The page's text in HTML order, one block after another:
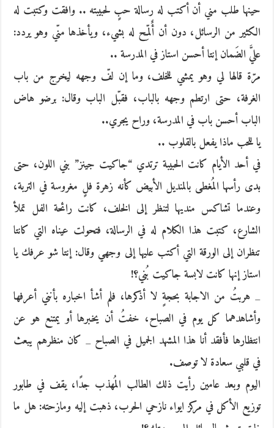
حينها طلب مني أن أكتب له رسالة حبٍ لحبيبته .. وافقت وكتبت له
الكثير من الرسائل، دون أن أٌلمِّح له بشيء، ويأخذها منّي وهو يردد:
عليَّ الضَمان إنتا أحسن استاز في المدرسة ..
مرّة قالها لي وهو يمشي للخلف، وما إن لفّ وجهه ليخرج من باب
الغرفة، حتى ارتطم وجهه بالباب، فقبّل الباب وقال: برضو هاض
الباب أحسن باب في المدرسة، وراح يجري..
يا للحب ماذا يفعل بالقلوب ..
في أحد الأيام كانت الحبيبة ترتدي “جاكيت جينز” بني اللون، حتى
بدى رأسها المُغطى بالمنديل الأبيض كأنه زهرة فلٍ مغروسة في التربة،
وعندما تشاكس منديها لتنظر إلى الخلف، كانت رائحة الفل تملأ
الشارع، كتبت هذا الكلام له في الرسالة، فتحولت عيناه التي كانتا
تنظران إلى الورقة التي أكتب عليها إلى وجهي وقال: إنتا شو عرفك يا
استاز إنها كانت لابسة جاكيت بُني؟!
_ هربتُ من الاجابة بحجةٍ لا أذكرها، فلم أشأ اخباره بأنني أعرفها
وأشاهدهما كل يوم في الصباح، خفتُ أن يخبرها أو يمتنع هو عن
انتظارها فأفقد أنا هذا المشهد الجميل في الصباح _ كان منظرهم يبعث
في قلبي سعادة لا توصف.
اليوم وبعد عامين رأيت ذلك الطالب المُهذب جدًا، يقف في طابور
توزيع الأكل في مركز ايواء نازحي الحرب، ذهبت إليه ومازحته: هل ما